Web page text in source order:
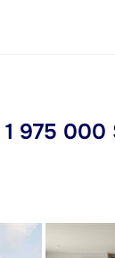
1 975 000